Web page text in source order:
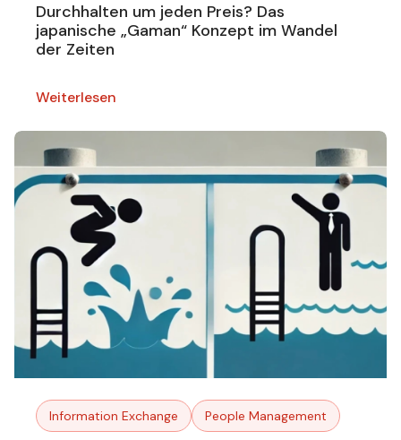
Durchhalten um jeden Preis? Das
japanische „Gaman“ Konzept im Wandel
der Zeiten
Weiterlesen
Information Exchange People Management